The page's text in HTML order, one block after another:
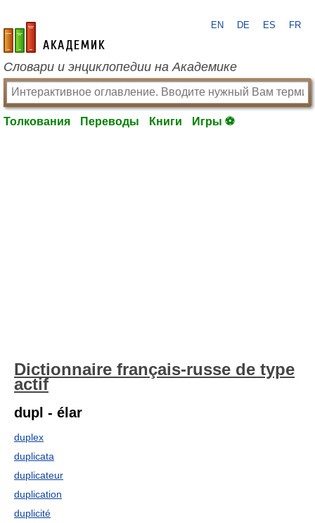
academic.ru
EN DE ES FR
Словари и энциклопедии на Академике
Толкования Переводы Книги Игры ⚽
Dictionnaire français-russe de type
actif
dupl - élar
duplex
duplicata
duplicateur
duplication
duplicité